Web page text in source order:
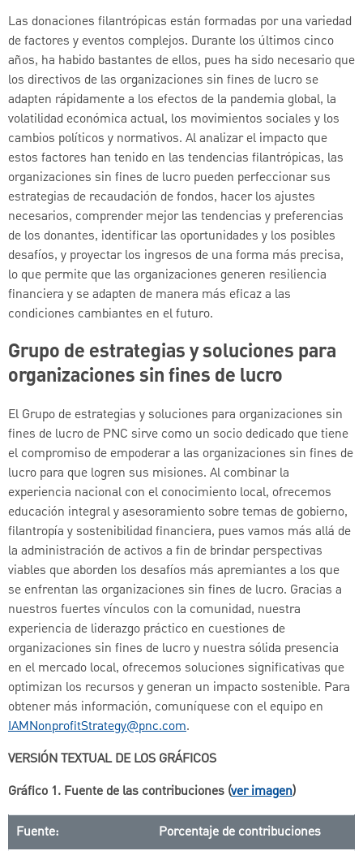
Las donaciones filantrópicas están formadas por una variedad
de factores y eventos complejos. Durante los últimos cinco
años, ha habido bastantes de ellos, pues ha sido necesario que
los directivos de las organizaciones sin fines de lucro se
adapten rápidamente a los efectos de la pandemia global, la
volatilidad económica actual, los movimientos sociales y los
cambios políticos y normativos. Al analizar el impacto que
estos factores han tenido en las tendencias filantrópicas, las
organizaciones sin fines de lucro pueden perfeccionar sus
estrategias de recaudación de fondos, hacer los ajustes
necesarios, comprender mejor las tendencias y preferencias
de los donantes, identificar las oportunidades y los posibles
desafíos, y proyectar los ingresos de una forma más precisa,
lo que permite que las organizaciones generen resiliencia
financiera y se adapten de manera más eficaz a las
condiciones cambiantes en el futuro.
Grupo de estrategias y soluciones para
organizaciones sin fines de lucro
El Grupo de estrategias y soluciones para organizaciones sin
fines de lucro de PNC sirve como un socio dedicado que tiene
el compromiso de empoderar a las organizaciones sin fines de
lucro para que logren sus misiones. Al combinar la
experiencia nacional con el conocimiento local, ofrecemos
educación integral y asesoramiento sobre temas de gobierno,
filantropía y sostenibilidad financiera, pues vamos más allá de
la administración de activos a fin de brindar perspectivas
viables que aborden los desafíos más apremiantes a los que
se enfrentan las organizaciones sin fines de lucro. Gracias a
nuestros fuertes vínculos con la comunidad, nuestra
experiencia de liderazgo práctico en cuestiones de
organizaciones sin fines de lucro y nuestra sólida presencia
en el mercado local, ofrecemos soluciones significativas que
optimizan los recursos y generan un impacto sostenible. Para
obtener más información, comuníquese con el equipo en
IAMNonprofitStrategy@pnc.com.
VERSIÓN TEXTUAL DE LOS GRÁFICOS
Gráfico 1. Fuente de las contribuciones (ver imagen)
Fuente: Porcentaje de contribuciones